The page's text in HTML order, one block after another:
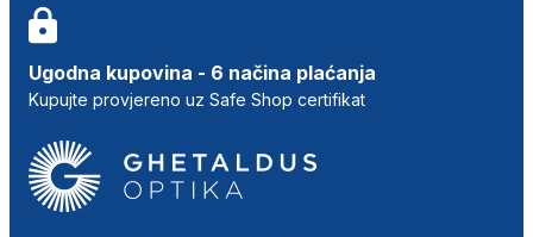
Ugodna kupovina - 6 načina plaćanja
Kupujte provjereno uz Safe Shop certifikat